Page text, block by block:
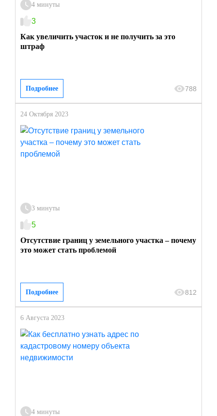
4 минуты
3
Как увеличить участок и не получить за это
штраф
Подробнее 788
24 Октября 2023
3 минуты
5
Отсутствие границ у земельного участка – почему
это может стать проблемой
Подробнее 812
6 Августа 2023
4 минуты